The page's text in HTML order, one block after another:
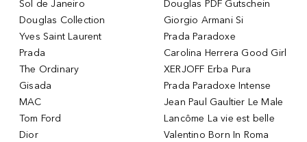
Sol de Janeiro
Douglas Collection
Yves Saint Laurent
Prada
The Ordinary
Gisada
MAC
Tom Ford
Dior
Douglas PDF Gutschein
Giorgio Armani Si
Prada Paradoxe
Carolina Herrera Good Girl
XERJOFF Erba Pura
Prada Paradoxe Intense
Jean Paul Gaultier Le Male
Lancôme La vie est belle
Valentino Born In Roma